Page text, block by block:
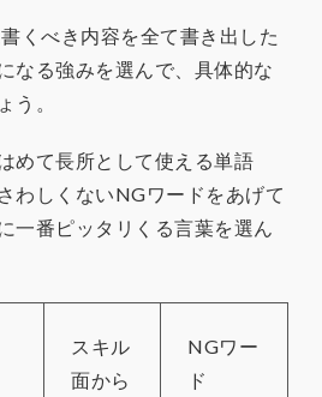
くべき内容を全て書き出した
なる強みを選んで、具体的な
う。
めて長所として使える単語
わしくないNGワードをあげて
一番ピッタリくる言葉を選ん
スキル
面から
NGワー
ド